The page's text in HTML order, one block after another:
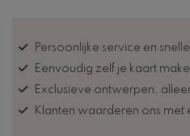
Persoonlijke service en
Eenvoudig zelf je kaart
Exclusieve ontwerpen,
Klanten waarderen ons met